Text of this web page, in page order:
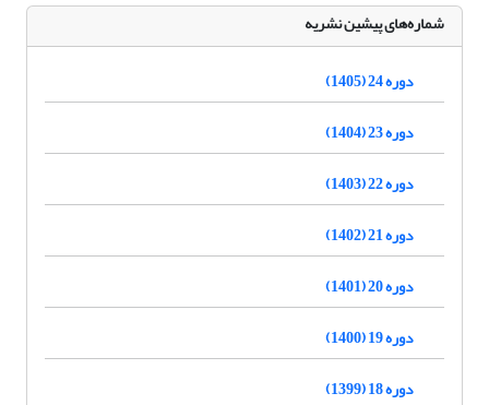
شماره‌های پیشین نشریه
دوره 24 (1405)
دوره 23 (1404)
دوره 22 (1403)
دوره 21 (1402)
دوره 20 (1401)
دوره 19 (1400)
دوره 18 (1399)